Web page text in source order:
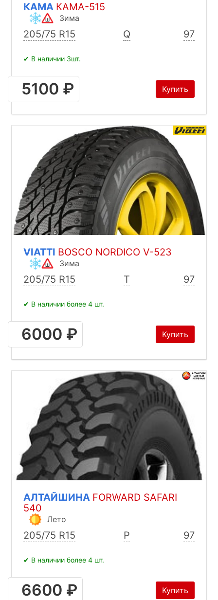
КАМА КАМА-515
Зима
205/75 R15 Q 97
✔ В наличии 3шт.
5100 ₽ Купить
VIATTI BOSCO NORDICO V-523
Зима
205/75 R15 T 97
✔ В наличии более 4 шт.
6000 ₽ Купить
АЛТАЙШИНА FORWARD SAFARI
540
Лето
205/75 R15 P 97
✔ В наличии более 4 шт.
6600 ₽ Купить